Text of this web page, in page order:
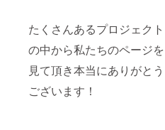
たくさんあるプロジェクト
の中から私たちのページを
見て頂き本当にありがとう
ございます！